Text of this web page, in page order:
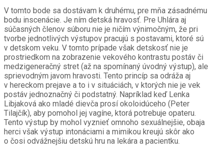
V tomto bode sa dostávam k druhému, pre mňa zásadnému
bodu inscenácie. Je ním detská hravosť. Pre Uhlára aj
súčasných členov súboru nie je ničím výnimočným, že pri
tvorbe jednotlivých výstupov pracujú s postavami, ktoré sú
v detskom veku. V tomto prípade však detskosť nie je
prostriedkom na zobrazenie vekového kontrastu postáv či
medzigeneračný stret (až na spomínaný úvodný výstup), ale
sprievodným javom hravosti. Tento princíp sa odráža aj
v hereckom prejave a to i v situáciách, v ktorých nie je vek
postáv jednoznačný či podstatný. Napríklad keď Lenka
Libjaková ako mladé dievča prosí okoloidúceho (Peter
Tilajčík), aby pomohol jej vagíne, ktorá potrebuje opateru.
Tento výstup by mohol vyznieť omnoho sexuálnejšie, obaja
herci však výstup intonáciami a mimikou kreujú skôr ako
o čosi odvážnejšiu detskú hru na lekára a pacientku.